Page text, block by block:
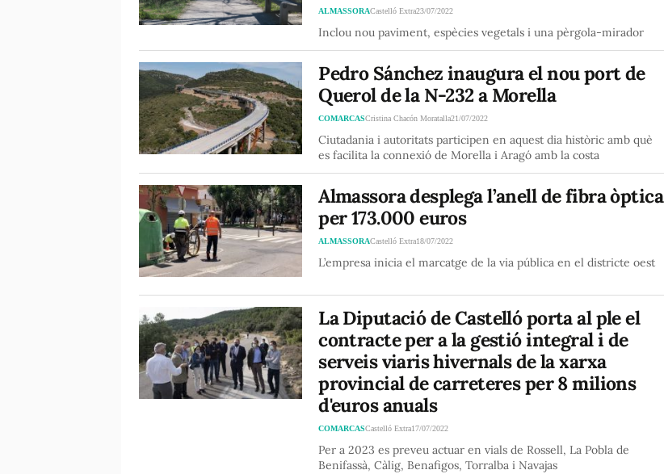
ALMASSORACastelló Extra23/07/2022
Inclou nou paviment, espècies vegetals i una pèrgola-mirador
Pedro Sánchez inaugura el nou port de
Querol de la N-232 a Morella
COMARCASCristina Chacón Moratalla21/07/2022
Ciutadania i autoritats participen en aquest dia històric amb què
es facilita la connexió de Morella i Aragó amb la costa
Almassora desplega l’anell de fibra òptica
per 173.000 euros
ALMASSORACastelló Extra18/07/2022
L’empresa inicia el marcatge de la via pública en el districte oest
La Diputació de Castelló porta al ple el
contracte per a la gestió integral i de
serveis viaris hivernals de la xarxa
provincial de carreteres per 8 milions
d'euros anuals
COMARCASCastelló Extra17/07/2022
Per a 2023 es preveu actuar en vials de Rossell, La Pobla de
Benifassà, Càlig, Benafigos, Torralba i Navajas